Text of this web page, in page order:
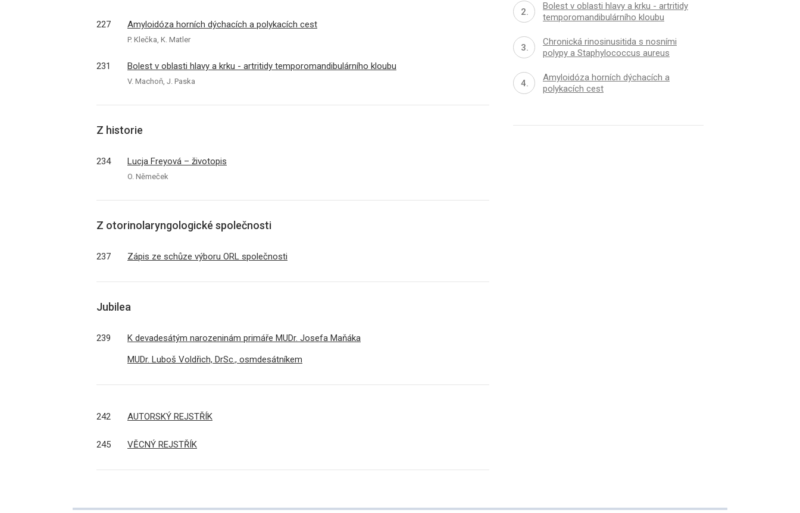
227 Amyloidóza horních dýchacích a polykacích cest
P. Klečka, K. Matler
231 Bolest v oblasti hlavy a krku - artritidy temporomandibulárního kloubu
V. Machoň, J. Paska
Z historie
234 Lucja Freyová – životopis
O. Němeček
Z otorinolaryngologické společnosti
237 Zápis ze schůze výboru ORL společnosti
Jubilea
239
K devadesátým narozeninám primáře MUDr. Josefa Maňáka
MUDr. Luboš Voldřich, DrSc., osmdesátníkem
242 AUTORSKÝ REJSTŘÍK
245 VĚCNÝ REJSTŘÍK
Bolest v oblasti hlavy a krku - artritidy
temporomandibulárního kloubu
Chronická rinosinusitida s nosními
polypy a Staphylococcus aureus
Amyloidóza horních dýchacích a
polykacích cest